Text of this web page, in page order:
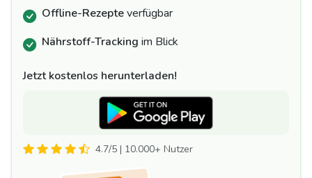
Offline-Rezepteverfügbar
Nährstoff-Tracking im Blick
Jetzt kostenlos herunterladen!
4.7/5 | 10.000+ Nutzer